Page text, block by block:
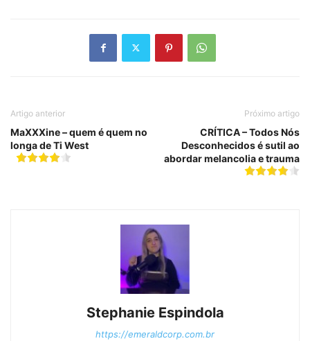
Artigo anterior
MaXXXine – quem é quem no
longa de Ti West
Próximo artigo
CRÍTICA – Todos Nós
Desconhecidos é sutil ao
abordar melancolia e trauma
Stephanie Espindola
https://emeraldcorp.com.br